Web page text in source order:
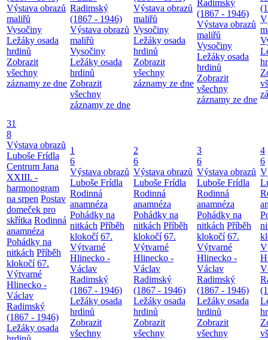
Výstava obrazů
maliřů
Vysočiny
Ležáky osada
hrdinů
Zobrazit
všechny
záznamy ze dne
Radimský
(1867 - 1946)
Výstava obrazů
maliřů
Vysočiny
Ležáky osada
hrdinů
Zobrazit
všechny
záznamy ze dne
Výstava obrazů
maliřů
Vysočiny
Ležáky osada
hrdinů
Zobrazit
všechny
záznamy ze dne
Radimský
(1867 - 1946)
Výstava obrazů
maliřů
Vysočiny
Ležáky osada
hrdinů
Zobrazit
všechny
záznamy ze dne
31
8
Výstava obrazů
Luboše Frídla
Centrum Jana
XXIII. -
harmonogram
na srpen Postav
domeček pro
skřítka Rodinná
anamnéza
Pohádky na
nitkách Příběh
klokočí 67.
Výtvarné
Hlinecko -
Václav
Radimský
(1867 - 1946)
Ležáky osada
1
6
Výstava obrazů
Luboše Frídla
Rodinná
anamnéza
Pohádky na
nitkách Příběh
klokočí 67.
Výtvarné
Hlinecko -
Václav
Radimský
(1867 - 1946)
Ležáky osada
hrdinů
Zobrazit
všechny
2
6
Výstava obrazů
Luboše Frídla
Rodinná
anamnéza
Pohádky na
nitkách Příběh
klokočí 67.
Výtvarné
Hlinecko -
Václav
Radimský
(1867 - 1946)
Ležáky osada
hrdinů
Zobrazit
všechny
3
6
Výstava obrazů
Luboše Frídla
Rodinná
anamnéza
Pohádky na
nitkách Příběh
klokočí 67.
Výtvarné
Hlinecko -
Václav
Radimský
(1867 - 1946)
Ležáky osada
hrdinů
Zobrazit
všechny
4
6